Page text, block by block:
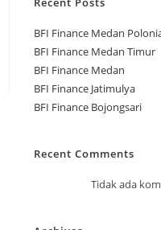
BFI Finance Medan
BFI Finance Medan Timur
BFI Finance Medan
BFI Finance Jatimulya
BFI Finance Bojongsari
Recent Comments
Tidak ada